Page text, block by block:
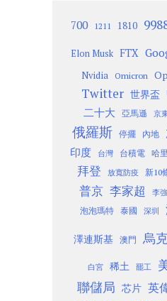
700 1211 1810
Elon Musk FTX
Nvidia Omicron
Twitter 世界盃
二十大 亞馬遜 京
俄羅斯 停擺 內地
印度
台灣 台積電 哈里
拜登 放寬防疫 新10
普京 李家超 李強
泡泡瑪特 泰國 深圳
澤連斯基 澳門 烏
白宮 稀土 罷工
聯儲局 芯片 英